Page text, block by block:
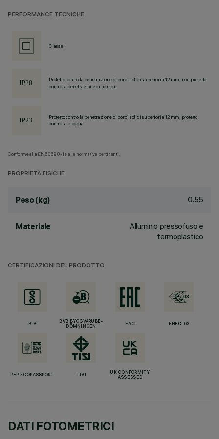
PERFORMANCE TECNICHE
Classe II
Protetto contro la penetrazione di corpi solidi superiori a 12 mm, non protetto
contro la penetrazione di liquidi.
Protetto contro la penetrazione di corpi solidi superiori a 12 mm, protetto
contro la pioggia.
Conforme alla EN60598-1 e alle normative pertinenti.
PROPRIETÀ FISICHE
Peso (kg) 0.55
Materiale
Alluminio pressofuso e
termoplastico
CERTIFICAZIONI DEL PRODOTTO
BIS
BVB BYGGVARUBE-
DÖMNINGEN
EAC ENEC-03
PEP ECOPASSPORT TISI
UK CONFORMITY
ASSESSED
DATI FOTOMETRICI